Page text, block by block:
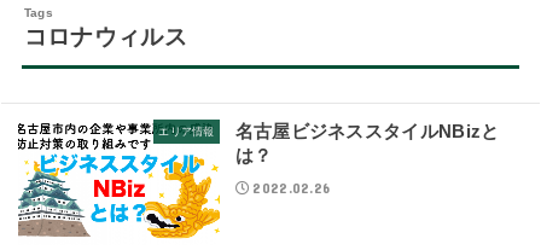
コロナウィルス
エリア情報
名古屋ビジネススタイルNBizと
は？
2022.02.26